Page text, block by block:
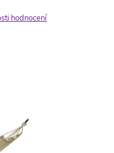
hodnocení